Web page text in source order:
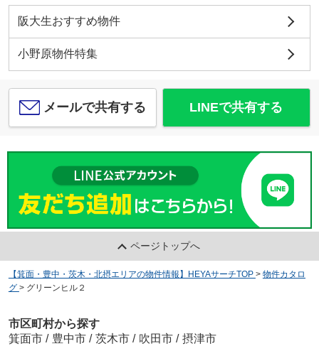
阪大生おすすめ物件
小野原物件特集
メールで共有する LINEで共有する
ページトップへ
【箕面・豊中・茨木・北摂エリアの物件情報】HEYAサーチTOP > 物件カタロ
グ > グリーンヒル２
市区町村から探す
箕面市 / 豊中市 / 茨木市 / 吹田市 / 摂津市